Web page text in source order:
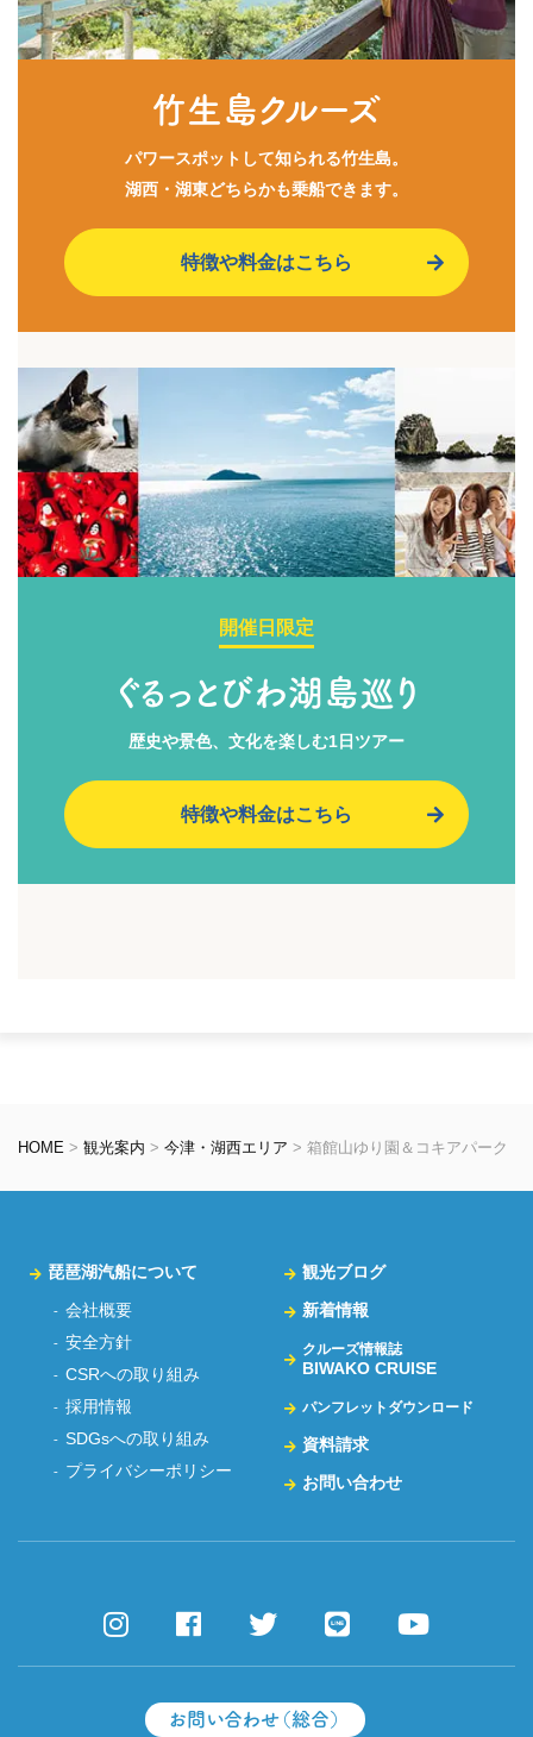
竹生島クルーズ
パワースポットして知られる竹生島。
湖西・湖東どちらかも乗船できます。
特徴や料金はこちら
開催日限定
ぐるっとびわ湖島巡り
歴史や景色、文化を楽しむ1日ツアー
特徴や料金はこちら
HOME > 観光案内 > 今津・湖西エリア > 箱館山ゆり園＆コキアパーク
琵琶湖汽船について
会社概要
安全方針
CSRへの取り組み
採用情報
SDGsへの取り組み
プライバシーポリシー
観光ブログ
新着情報
クルーズ情報誌
BIWAKO CRUISE
パンフレットダウンロード
資料請求
お問い合わせ
お問い合わせ（総合）